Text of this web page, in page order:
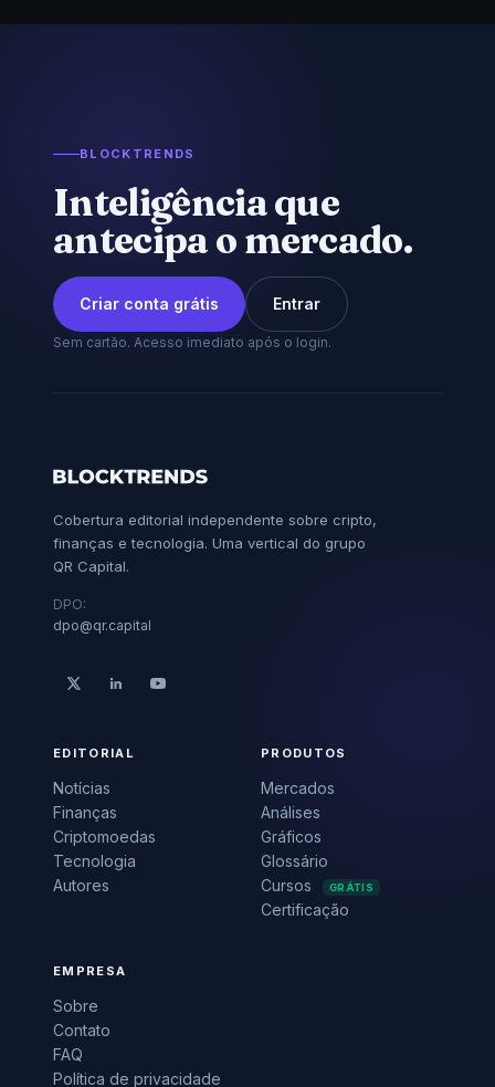
BLOCKTRENDS
Inteligência que
antecipa o mercado.
Criar conta grátis Entrar
Sem cartão. Acesso imediato após o login.
Cobertura editorial independente sobre cripto,
finanças e tecnologia. Uma vertical do grupo
QR Capital.
DPO:
dpo@qr.capital
EDITORIAL
Notícias
Finanças
Criptomoedas
Tecnologia
Autores
PRODUTOS
Mercados
Análises
Gráficos
Glossário
Cursos
GRÁTIS
Certificação
EMPRESA
Sobre
Contato
FAQ
Política de privacidade